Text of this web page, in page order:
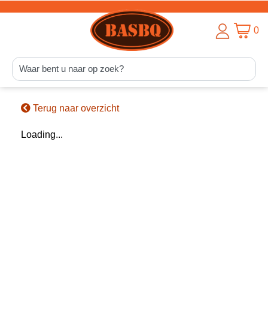
0
Terug naar overzicht
Loading...